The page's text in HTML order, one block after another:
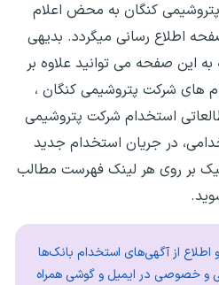
کنگان به محض اعلام
اطلاع رسانی میگردد. بدیهی
به این صفحه می توانید علاوه بر
های شرکت پتروشیمی کنگان ،
استخدام شرکت پتروشیمی
در جریان استخدام جدید
کلیک بر روی هر لینک فهرست مطالب
اطلاع از آگهی‌های استخدام بانک‌ها
و خصوصی در ایمیل و گوشی همراه